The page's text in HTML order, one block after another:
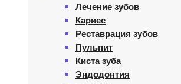
Лечение зубов
Кариес
Реставрация зубов
Пульпит
Киста зуба
Эндодонтия